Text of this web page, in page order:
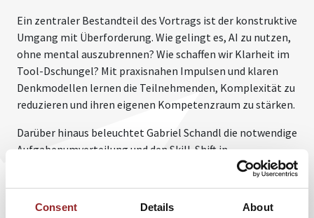
Consent Details About
Ein zentraler Bestandteil des Vortrags ist der konstruktive
Umgang mit Überforderung. Wie gelingt es, AI zu nutzen,
ohne mental auszubrennen? Wie schaffen wir Klarheit im
Tool-Dschungel? Mit praxisnahen Impulsen und klaren
Denkmodellen lernen die Teilnehmenden, Komplexität zu
reduzieren und ihren eigenen Kompetenzraum zu stärken.
Darüber hinaus beleuchtet Gabriel Schandl die notwendige
Aufgabenumverteilung und den Skill-Shift in
Organisationen. Wenn Routinetätigkeiten automatisiert